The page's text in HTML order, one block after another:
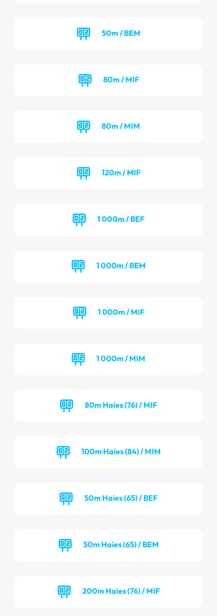
50m / BEM
80m / MIF
80m / MIM
120m / MIF
1 000m / BEF
1 000m / BEM
1 000m / MIF
1 000m / MIM
80m Haies (76) / MIF
100m Haies (84) / MIM
50m Haies (65) / BEF
50m Haies (65) / BEM
200m Haies (76) / MIF